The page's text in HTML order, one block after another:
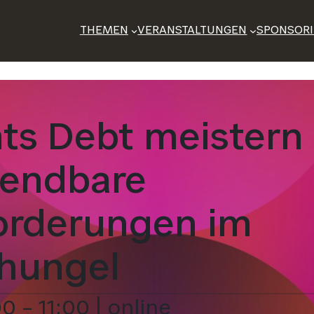
THEMEN VERANSTALTUNGEN
Debt meistern
im